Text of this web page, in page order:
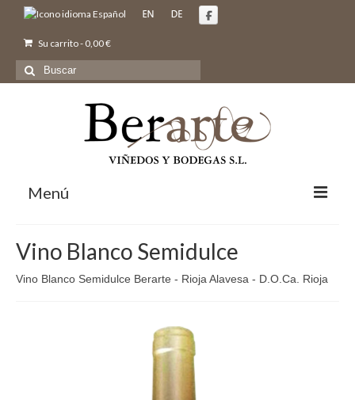
Su carrito- 0,00€
Buscar
por:
Menú
Nosotros
Bodegas y Viñedos
Vino Blanco Semidulce
Vino Blanco Semidulce Berarte - Rioja Alavesa - D.O.Ca. Rioja